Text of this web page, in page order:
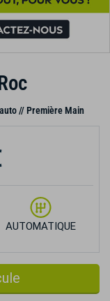
// Première Main
AUTOMATIQUE